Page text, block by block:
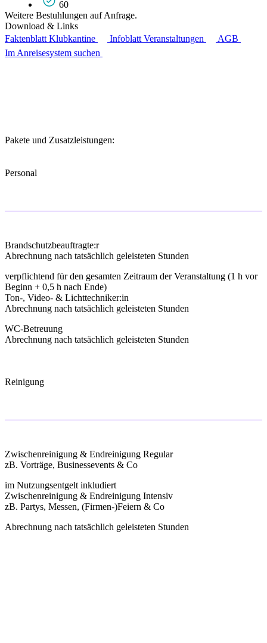
60
Weitere Bestuhlungen auf Anfrage.
Download & Links
Faktenblatt Klubkantine
Infoblatt Veranstaltungen
AGB
Im Anreisesystem suchen
Pakete und Zusatzleistungen:
Personal
Brandschutzbeauftragte:r
Abrechnung nach tatsächlich geleisteten Stunden
verpflichtend für den gesamten Zeitraum der Veranstaltung (1 h vor
Beginn + 0,5 h nach Ende)
Ton-, Video- & Lichttechniker:in
Abrechnung nach tatsächlich geleisteten Stunden
WC-Betreuung
Abrechnung nach tatsächlich geleisteten Stunden
Reinigung
Zwischenreinigung & Endreinigung Regular
zB. Vorträge, Businessevents & Co
im Nutzungsentgelt inkludiert
Zwischenreinigung & Endreinigung Intensiv
zB. Partys, Messen, (Firmen-)Feiern & Co
Abrechnung nach tatsächlich geleisteten Stunden